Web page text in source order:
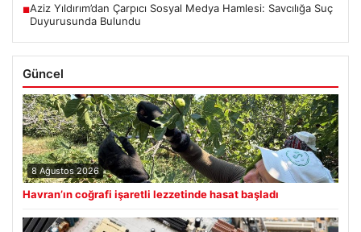
■Aziz Yıldırım’dan Çarpıcı Sosyal Medya Hamlesi: Savcılığa Suç
Duyurusunda Bulundu
Güncel
8 Ağustos 2026
Havran’ın coğrafi işaretli lezzetinde hasat başladı